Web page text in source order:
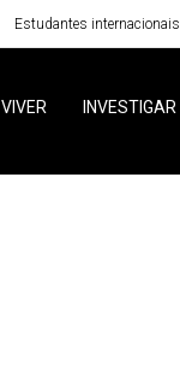
Estudantes internacionais
VIVER INVESTIGAR